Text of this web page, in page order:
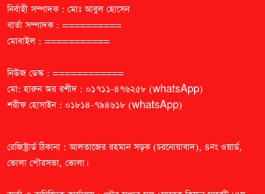
নির্বাহী সম্পাদক : মোঃ আবুল হোসেন
বার্তা সম্পাদক : ==========
মোবাইল : ===========
নিউজ ডেস্ক : ============
মো: হারুন অর রশীদ : ০১৭১১-৪৭৬২৫৮ (whatsApp)
শরীফ হোসাইন : ০১৮১৪-৭৯৪৬১৮ (whatsApp)
রেজিষ্ট্রার্ড ঠিকানা : আলতাজের রহমান সড়ক (চরনোয়াবাদ), ৪নং ওয়ার্ড,
ভোলা পৌরসভা, ভোলা।